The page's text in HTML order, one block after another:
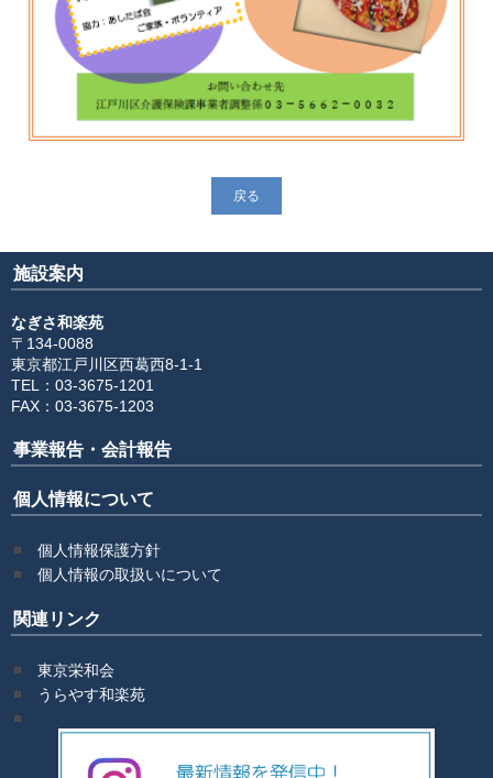
戻る
施設案内
なぎさ和楽苑
〒134-0088
東京都江戸川区西葛西8-1-1
TEL：03-3675-1201
FAX：03-3675-1203
事業報告・会計報告
個人情報について
個人情報保護方針
個人情報の取扱いについて
関連リンク
東京栄和会
うらやす和楽苑